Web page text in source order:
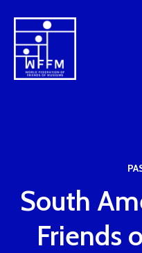
South
Friends